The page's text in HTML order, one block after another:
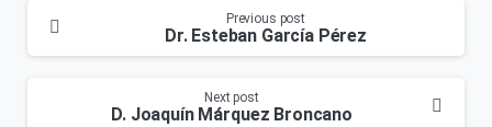
Reading
Previous post
Dr. Esteban García Pérez
Next post
D. Joaquín Márquez Broncano